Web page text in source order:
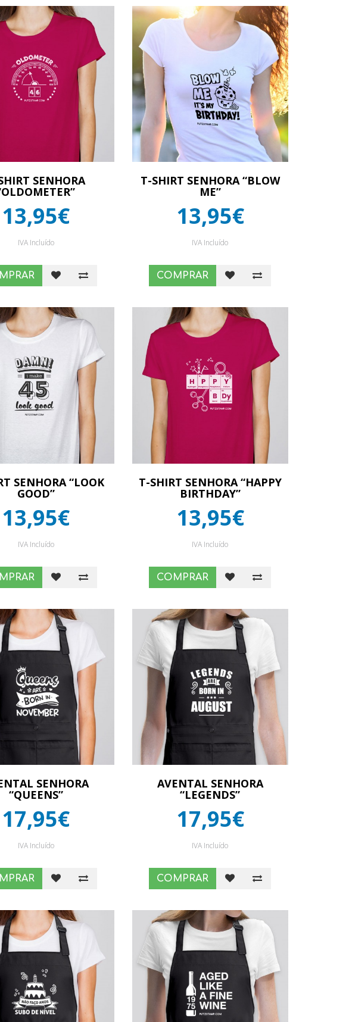
SENHORA
13,95€
IVA Incluído
T-SHIRT SENHORA “BLOW
ME”
13,95€
IVA Incluído
COMPRAR
SENHORA “LOOK
GOOD”
13,95€
IVA Incluído
T-SHIRT SENHORA “HAPPY
BIRTHDAY”
13,95€
IVA Incluído
COMPRAR
SENHORA
“QUEENS”
17,95€
IVA Incluído
AVENTAL SENHORA
“LEGENDS”
17,95€
IVA Incluído
COMPRAR